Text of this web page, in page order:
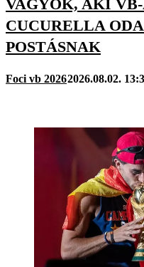
VAGYOK, AKI
CUCURELLA
POSTÁSNAK
Foci vb 20262026.08.02.